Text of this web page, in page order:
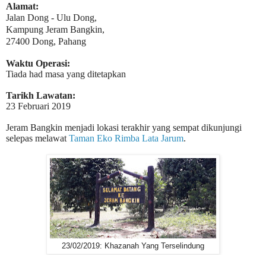
Alamat:
Jalan Dong - Ulu Dong,
Kampung Jeram Bangkin,
27400 Dong, Pahang
Waktu Operasi:
Tiada had masa yang ditetapkan
Tarikh Lawatan:
23 Februari 2019
Jeram Bangkin menjadi lokasi terakhir yang sempat dikunjungi
selepas melawat Taman Eko Rimba Lata Jarum.
23/02/2019: Khazanah Yang Terselindung